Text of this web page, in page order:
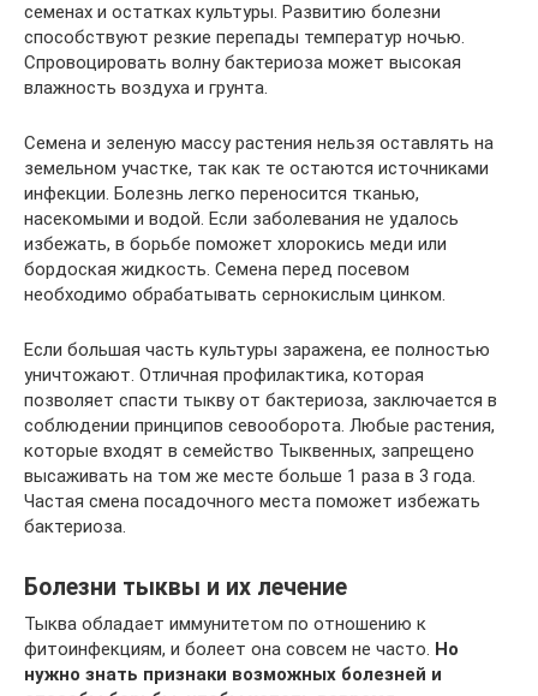
семенах и остатках культуры. Развитию болезни
способствуют резкие перепады температур ночью.
Спровоцировать волну бактериоза может высокая
влажность воздуха и грунта.
Семена и зеленую массу растения нельзя оставлять на
земельном участке, так как те остаются источниками
инфекции. Болезнь легко переносится тканью,
насекомыми и водой. Если заболевания не удалось
избежать, в борьбе поможет хлорокись меди или
бордоская жидкость. Семена перед посевом
необходимо обрабатывать сернокислым цинком.
Если большая часть культуры заражена, ее полностью
уничтожают. Отличная профилактика, которая
позволяет спасти тыкву от бактериоза, заключается в
соблюдении принципов севооборота. Любые растения,
которые входят в семейство Тыквенных, запрещено
высаживать на том же месте больше 1 раза в 3 года.
Частая смена посадочного места поможет избежать
бактериоза.
Болезни тыквы и их лечение
Тыква обладает иммунитетом по отношению к
фитоинфекциям, и болеет она совсем не часто. Но
нужно знать признаки возможных болезней и